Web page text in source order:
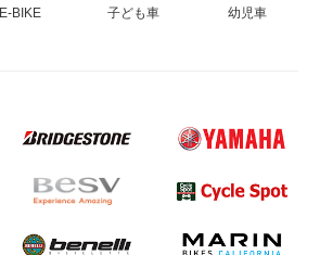
E-BIKE 子ども車 幼児車